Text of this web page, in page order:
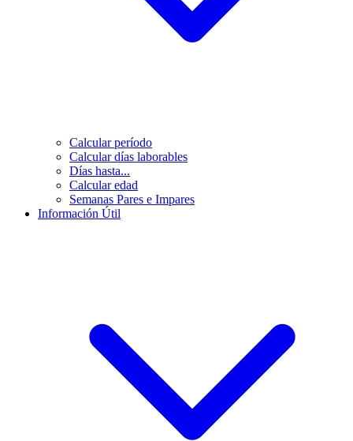
Calcular período
Calcular días laborables
Días hasta...
Calcular edad
Semanas Pares e Impares
Información Útil